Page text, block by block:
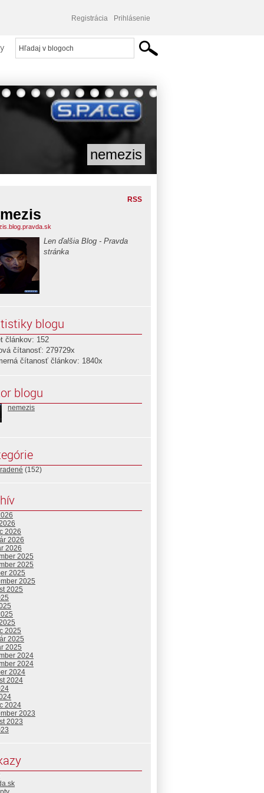
Registrácia Prihlásenie
nemezis
RSS
Len ďalšia Blog - Pravda
stránka
blogu
článkov: 152
čítanosť: 279729x
čítanosť článkov: 1840x
blogu
nemezis
(152)
2026
2026
2026
2025
2025
2025
2025
2025
2025
2025
2025
2024
2024
2024
2024
2024
2023
2023